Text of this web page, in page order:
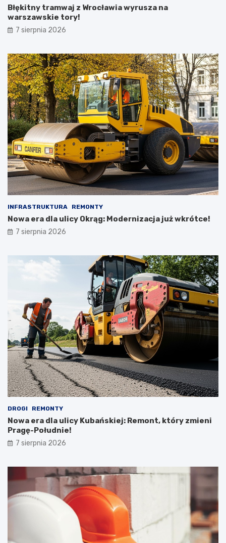
Błękitny tramwaj z Wrocławia wyrusza na
warszawskie tory!
7 sierpnia 2026
INFRASTRUKTURA REMONTY
Nowa era dla ulicy Okrąg: Modernizacja już wkrótce!
7 sierpnia 2026
DROGI REMONTY
Nowa era dla ulicy Kubańskiej: Remont, który zmieni
Pragę-Południe!
7 sierpnia 2026